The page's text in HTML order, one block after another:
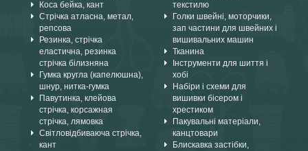
Коса бейка, кант
Стрічка атласна, метал,
репсова
Резинка, стрічка
еластична, резинка
стрічка білизняна
Гумка кругла (капелюшна),
шнур, нитка-гумка
Павутинка, клейова
стрічка, корсажная
стрічка, лямовка
Світловідбиваюча стрічка,
кант
текстилю
Голки швейні, моторчики,
зап частини для швейних і
вишивальних машин
Тканина
Інструменти для шиття і
хобі
Набіри і схеми для
вишивки бісером і
хрестиком
Пакувальні матеріали,
канцтовари
Блискавка застібки,